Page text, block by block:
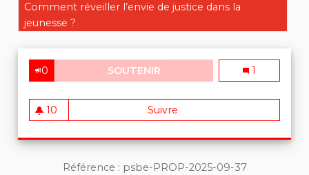
Filtrer les résultats de la catégorie : Comment réveiller
Comment réveiller l’envie de justice dans la
jeunesse ?
0 SOUTENIR UNE DÉMARCHEUne
1
10
10 abonnés
Suivre
Référence : psbe-PROP-2025-09-37